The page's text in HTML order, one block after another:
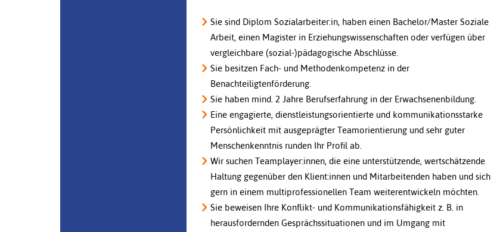
Sie sind Diplom Sozialarbeiter:in, haben einen Bachelor/Master Soziale
Arbeit, einen Magister in Erziehungswissenschaften oder verfügen über
vergleichbare (sozial-)pädagogische Abschlüsse.
Sie besitzen Fach- und Methodenkompetenz in der
Benachteiligtenförderung.
Sie haben mind. 2 Jahre Berufserfahrung in der Erwachsenenbildung.
Eine engagierte, dienstleistungsorientierte und kommunikationsstarke
Persönlichkeit mit ausgeprägter Teamorientierung und sehr guter
Menschenkenntnis runden Ihr Profil ab.
Wir suchen Teamplayer:innen, die eine unterstützende, wertschätzende
Haltung gegenüber den Klient:innen und Mitarbeitenden haben und sich
gern in einem multiprofessionellen Team weiterentwickeln möchten.
Sie beweisen Ihre Konflikt- und Kommunikationsfähigkeit z. B. in
herausfordernden Gesprächssituationen und im Umgang mit